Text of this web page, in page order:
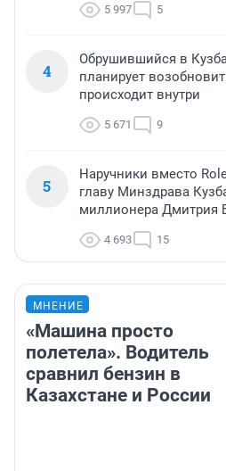
5 997 5
4
Обрушившийся в
планирует
происходит внутри
5 671 9
5
Наручники вместо
главу Минздрава
миллионера Дмитрия
4 693 15
МНЕНИЕ
«Машина просто
полетела». Водитель
сравнил бензин в
Казахстане и России